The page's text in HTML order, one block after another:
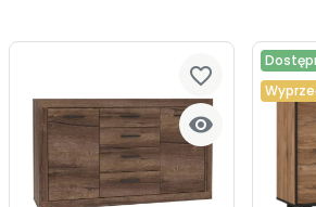

favorite_border